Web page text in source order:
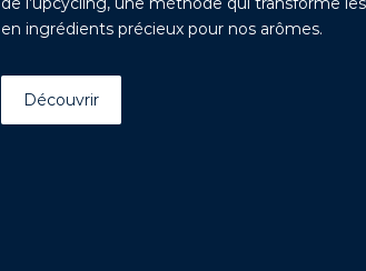
en ingrédients précieux pour nos arômes.
Découvrir